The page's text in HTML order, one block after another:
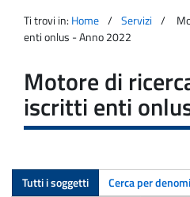
Agenzia
Entrate
principale
Ti trovi in: Home Servizi
enti onlus - Anno 2022
Motore di
iscritti enti
Tutti i soggetti
Cerca per